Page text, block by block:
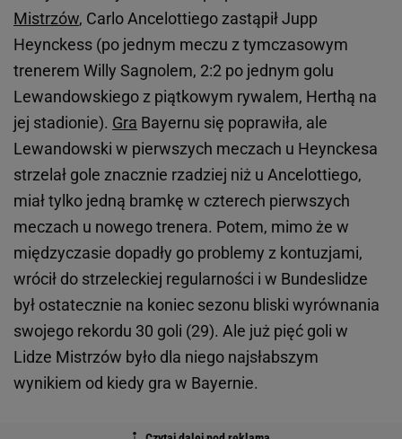
Mistrzów, Carlo Ancelottiego zastąpił Jupp
Heynckess (po jednym meczu z tymczasowym
trenerem Willy Sagnolem, 2:2 po jednym golu
Lewandowskiego z piątkowym rywalem, Herthą na
jej stadionie). Gra Bayernu się poprawiła, ale
Lewandowski w pierwszych meczach u Heynckesa
strzelał gole znacznie rzadziej niż u Ancelottiego,
miał tylko jedną bramkę w czterech pierwszych
meczach u nowego trenera. Potem, mimo że w
międzyczasie dopadły go problemy z kontuzjami,
wrócił do strzeleckiej regularności i w Bundeslidze
był ostatecznie na koniec sezonu bliski wyrównania
swojego rekordu 30 goli (29). Ale już pięć goli w
Lidze Mistrzów było dla niego najsłabszym
wynikiem od kiedy gra w Bayernie.